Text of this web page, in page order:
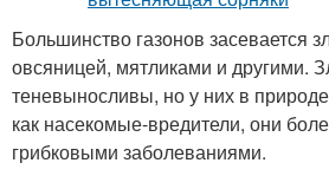
Большинство газонов засевается
овсяницей, мятликами и другими.
теневыносливы, но у них в
как насекомые-вредители, они
грибковыми заболеваниями.